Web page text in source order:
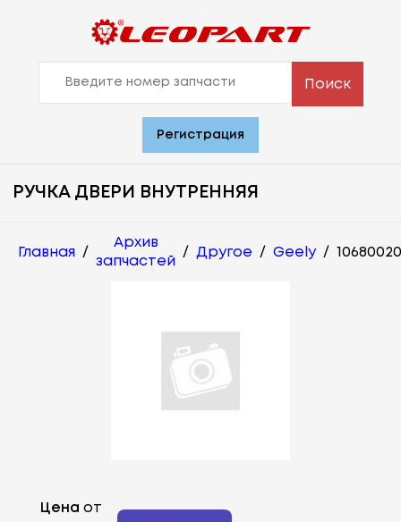
Поиск
Регистрация
РУЧКА ДВЕРИ ВНУТРЕННЯЯ
Главная /
Архив
запчастей
/ Другое / Geely /
Цена от